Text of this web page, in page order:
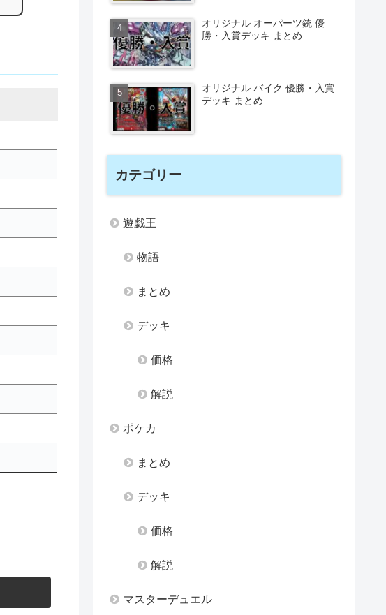
オリジナル オーパーツ銃 優
勝・入賞デッキ まとめ
オリジナル バイク 優勝・入賞
デッキ まとめ
カテゴリー
遊戯王
物語
まとめ
デッキ
価格
解説
ポケカ
まとめ
デッキ
価格
解説
マスターデュエル